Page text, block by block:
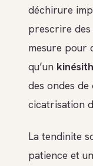
déchirure
prescrire des
mesure pour
qu’un
des ondes
cicatrisation
La tendinite
patience et